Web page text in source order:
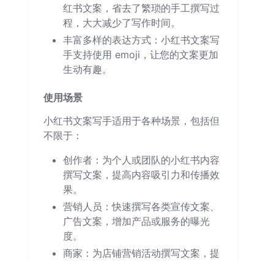
红书文案，省去了繁琐的手工撰写过
程，大大减少了写作时间。
丰富多样的表达方式：小红书文案写
手支持使用 emoji，让您的文案更加
生动有趣。
使用场景
小红书文案写手适用于各种场景，包括但
不限于：
创作者：为个人或团队的小红书内容
撰写文案，提高内容吸引力和传播效
果。
营销人员：快速撰写各类宣传文案、
广告文案，增加产品或服务的曝光
度。
商家：为店铺营销活动撰写文案，提